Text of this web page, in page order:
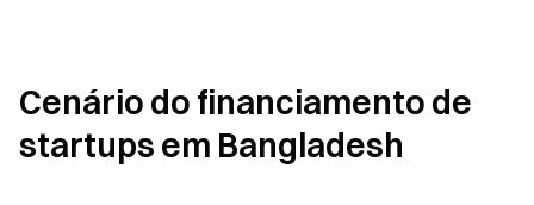
Cenário do financiamento de
startups em Bangladesh